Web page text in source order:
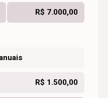
R$ 7.000,00
R$ 1.500,00